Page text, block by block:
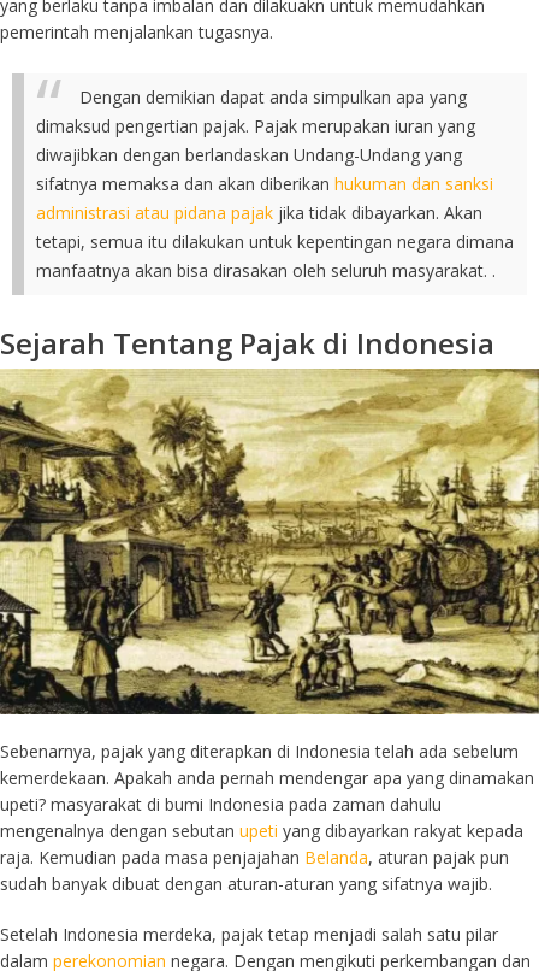
yang berlaku tanpa imbalan dan dilakuakn untuk memudahkan
pemerintah menjalankan tugasnya.
Dengan demikian dapat anda simpulkan apa yang
dimaksud pengertian pajak. Pajak merupakan iuran yang
diwajibkan dengan berlandaskan Undang-Undang yang
sifatnya memaksa dan akan diberikan hukuman dan sanksi
administrasi atau pidana pajak jika tidak dibayarkan. Akan
tetapi, semua itu dilakukan untuk kepentingan negara dimana
manfaatnya akan bisa dirasakan oleh seluruh masyarakat. .
Sejarah Tentang Pajak di Indonesia
Sebenarnya, pajak yang diterapkan di Indonesia telah ada sebelum
kemerdekaan. Apakah anda pernah mendengar apa yang dinamakan
upeti? masyarakat di bumi Indonesia pada zaman dahulu
mengenalnya dengan sebutan upeti yang dibayarkan rakyat kepada
raja. Kemudian pada masa penjajahan Belanda, aturan pajak pun
sudah banyak dibuat dengan aturan-aturan yang sifatnya wajib.
Setelah Indonesia merdeka, pajak tetap menjadi salah satu pilar
dalam perekonomian negara. Dengan mengikuti perkembangan dan